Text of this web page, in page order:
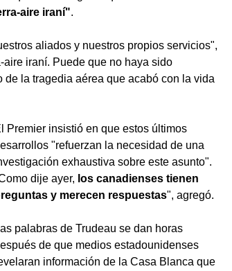
aire iraní".
aliados y nuestros propios servicios",
iraní. Puede que no haya sido
la tragedia aérea que acabó con la vida
Premier insistió en que estos últimos
"refuerzan la necesidad de una
exhaustiva sobre este asunto".
dije ayer, los canadienses tienen
y merecen respuestas", agregó.
palabras de Trudeau se dan horas
de que medios estadounidenses
información de la Casa Blanca que